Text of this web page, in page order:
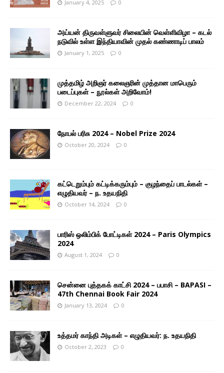
January 4, 2025 0
அய்யன் திருவள்ளுவர் சிலையின் வெள்ளிவிழா – கடல்
நடுவில் உள்ள இந்தியாவின் முதல் கண்ணாடிப் பாலம்
January 1, 2025 0
முத்தமிழ் அறிஞர் கலைஞரின் முத்தான மாபெரும்
படைப்புகள் – நூல்கள் அறிவோம்!
December 22, 2024 0
நோபல் பரிசு 2024 – Nobel Prize 2024
October 20, 2024 0
கட்டெறும்பும் கட்டிக்கரும்பும் – குழந்தைப் பாடல்கள் –
எழுதியவர் – ந. உதயநிதி
October 14, 2024 0
பாரிஸ் ஒலிம்பிக் போட்டிகள் 2024 – Paris Olympics
2024
August 1, 2024 0
சென்னை புத்தகக் காட்சி 2024 – பபாசி – BAPASI –
47th Chennai Book Fair 2024
January 13, 2024 0
உத்தமர் காந்தி அடிகள் – எழுதியவர்: ந. உதயநிதி
October 2, 2023 0